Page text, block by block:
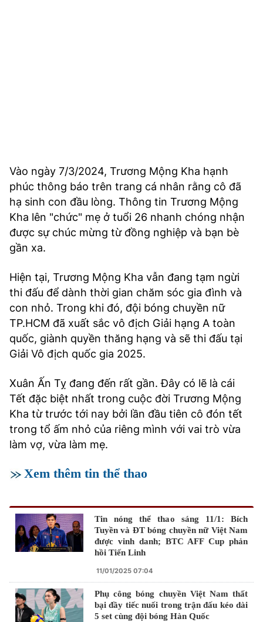
Vào ngày 7/3/2024, Trương Mộng Kha hạnh
phúc thông báo trên trang cá nhân rằng cô đã
hạ sinh con đầu lòng. Thông tin Trương Mộng
Kha lên "chức" mẹ ở tuổi 26 nhanh chóng nhận
được sự chúc mừng từ đồng nghiệp và bạn bè
gần xa.
Hiện tại, Trương Mộng Kha vẫn đang tạm ngừi
thi đấu để dành thời gian chăm sóc gia đình và
con nhỏ. Trong khi đó, đội bóng chuyền nữ
TP.HCM đã xuất sắc vô địch Giải hạng A toàn
quốc, giành quyền thăng hạng và sẽ thi đấu tại
Giải Vô địch quốc gia 2025.
Xuân Ấn Tỵ đang đến rất gần. Đây có lẽ là cái
Tết đặc biệt nhất trong cuộc đời Trương Mộng
Kha từ trước tới nay bởi lần đầu tiên cô đón tết
trong tổ ấm nhỏ của riêng mình với vai trò vừa
làm vợ, vừa làm mẹ.
Xem thêm tin thể thao
Tin nóng thể thao sáng 11/1: Bích
Tuyền và ĐT bóng chuyền nữ Việt Nam
được vinh danh; BTC AFF Cup phản
hồi Tiến Linh
11/01/2025 07:04
Phụ công bóng chuyền Việt Nam thất
bại đầy tiếc nuối trong trận đấu kéo dài
5 set cùng đội bóng Hàn Quốc